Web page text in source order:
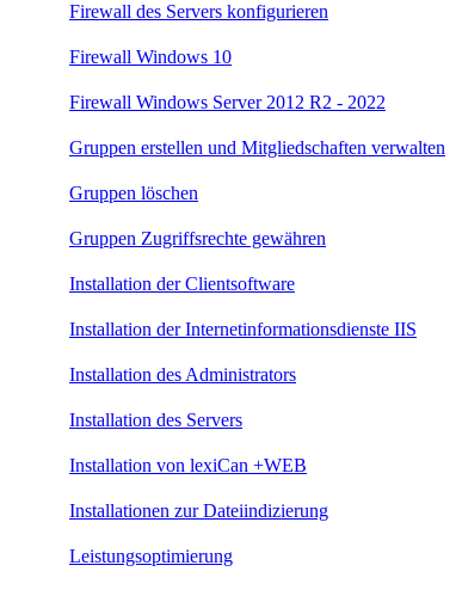
Firewall des Servers konfigurieren
Firewall Windows 10
Firewall Windows Server 2012 R2 - 2022
Gruppen erstellen und Mitgliedschaften verwalten
Gruppen löschen
Gruppen Zugriffsrechte gewähren
Installation der Clientsoftware
Installation der Internetinformationsdienste IIS
Installation des Administrators
Installation des Servers
Installation von lexiCan +WEB
Installationen zur Dateiindizierung
Leistungsoptimierung